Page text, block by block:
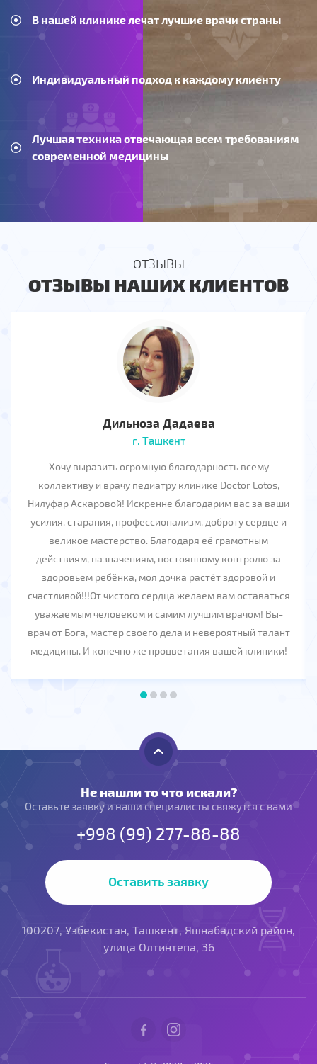
В нашей клинике лечат лучшие врачи страны
Индивидуальный подход к каждому клиенту
Лучшая техника отвечающая всем требованиям
современной медицины
ОТЗЫВЫ
ОТЗЫВЫ НАШИХ КЛИЕНТОВ
Дильноза Дадаева
г. Ташкент
Хочу выразить огромную благодарность всему
коллективу и врачу педиатру клинике Doctor Lotos,
Нилуфар Аскаровой! Искренне благодарим вас за ваши
усилия, старания, профессионализм, доброту сердце и
великое мастерство. Благодаря её грамотным
действиям, назначениям, постоянному контролю за
здоровьем ребёнка, моя дочка растёт здоровой и
счастливой!!!От чистого сердца желаем вам оставаться
уважаемым человеком и самим лучшим врачом! Вы-
врач от Бога, мастер своего дела и невероятный талант
медицины. И конечно же процветания вашей клиники!
Не нашли то что искали?
Оставьте заявку и наши специалисты свяжутся с вами
+998 (99) 277-88-88
Оставить заявку
100207, Узбекистан, Ташкент, Яшнабадский район,
улица Олтинтепа, 36